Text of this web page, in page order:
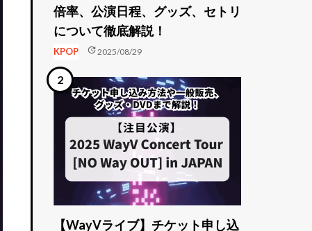
倍率、公演日程、グッズ、セトリ
について徹底解説！
KPOP update2025/08/29
【WayVライブ】チケット申し込